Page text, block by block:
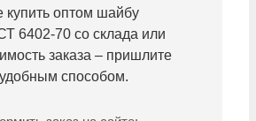
купить оптом шайбу
6402-70 со склада или
заказа – пришлите
способом.